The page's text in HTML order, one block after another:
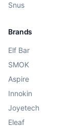
Snus
Brands
Elf Bar
SMOK
Aspire
Innokin
Joyetech
Eleaf